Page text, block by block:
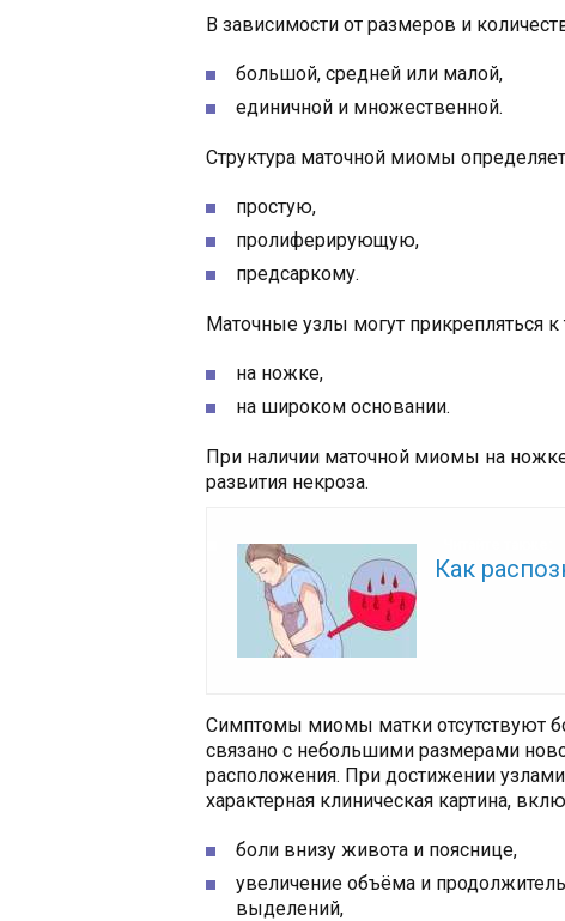
В зависимости от размеров и
большой, средней или малой,
единичной и множественной.
Структура маточной миомы
простую,
пролиферирующую,
предсаркому.
Маточные узлы могут прикрепляться к
на ножке,
на широком основании.
При наличии маточной миомы на
развития некроза.
Как
Симптомы миомы матки отсутствуют
связано с небольшими размерами
расположения. При достижении
характерная клиническая картина,
боли внизу живота и пояснице,
увеличение объёма и
выделений,